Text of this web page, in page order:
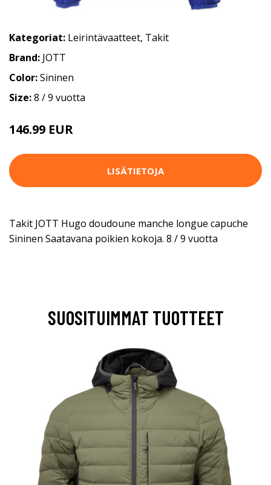
Kategoriat: Leirintävaatteet, Takit
Brand: JOTT
Color:Sininen
Size:8 / 9 vuotta
146.99 EUR
LISÄTIETOJA
Takit JOTT Hugo doudoune manche longue capuche
Sininen Saatavana poikien kokoja. 8 / 9 vuotta
SUOSITUIMMAT TUOTTEET